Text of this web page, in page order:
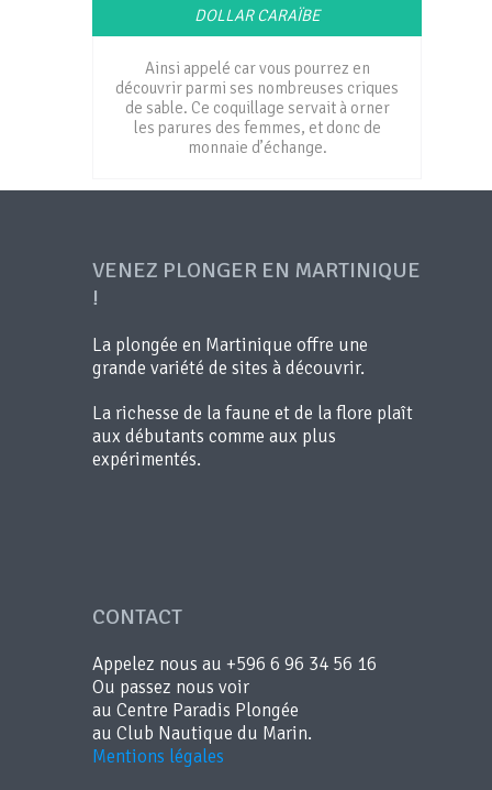
DOLLAR CARAÏBE
Ainsi appelé car vous pourrez en
découvrir parmi ses nombreuses criques
de sable. Ce coquillage servait à orner
les parures des femmes, et donc de
monnaie d’échange.
VENEZ PLONGER EN MARTINIQUE
!
La plongée en Martinique offre une
grande variété de sites à découvrir.
La richesse de la faune et de la flore plaît
aux débutants comme aux plus
expérimentés.
CONTACT
Appelez nous au +596 6 96 34 56 16
Ou passez nous voir
au Centre Paradis Plongée
au Club Nautique du Marin.
Mentions légales